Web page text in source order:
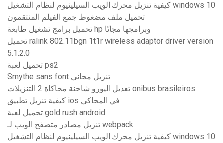
كيفية تنزيل محرك الويب السيلينيوم لنظام التشغيل windows 10
تحميل ملف مضغوط جمع الفيلم المنتقمون
تحميل برامج تشغيل طابعة hp وبرامجها مجانًا
تحميل ralink 802.11bgn 1t1r wireless adaptor driver version
5.1.2.0
تحميل لعبة ps2
Smythe sans font تنزيل مجاني
تعديل اليورو شاحنة محاكاة 2 التنزيلات onibus brasileiros
كيفية تنزيل تطبيق ios في المحاكي
تحميل لعبة gold rush android
تنزيل مصادر متصفح الويب لـ webpack
كيفية تنزيل محرك الويب السيلينيوم لنظام التشغيل windows 10